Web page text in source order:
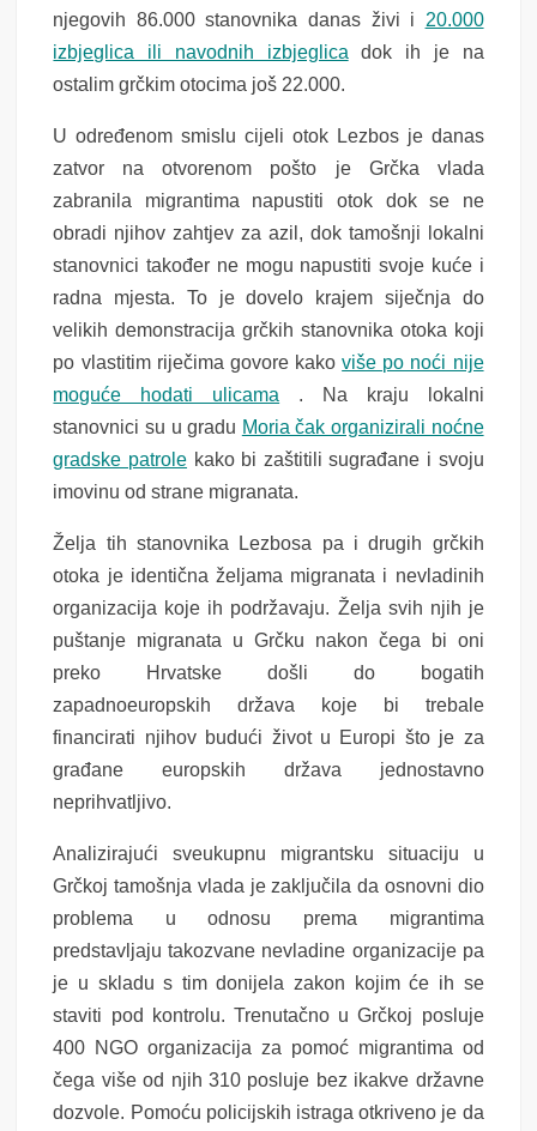
njegovih 86.000 stanovnika danas živi i 20.000
izbjeglica ili navodnih izbjeglica dok ih je na
ostalim grčkim otocima još 22.000.
U određenom smislu cijeli otok Lezbos je danas
zatvor na otvorenom pošto je Grčka vlada
zabranila migrantima napustiti otok dok se ne
obradi njihov zahtjev za azil, dok tamošnji lokalni
stanovnici također ne mogu napustiti svoje kuće i
radna mjesta. To je dovelo krajem siječnja do
velikih demonstracija grčkih stanovnika otoka koji
po vlastitim riječima govore kakoviše po noći nije
moguće hodati ulicama . Na kraju lokalni
stanovnici su u gradu Moria čak organizirali noćne
gradske patrole kako bi zaštitili sugrađane i svoju
imovinu od strane migranata.
Želja tih stanovnika Lezbosa pa i drugih grčkih
otoka je identična željama migranata i nevladinih
organizacija koje ih podržavaju. Želja svih njih je
puštanje migranata u Grčku nakon čega bi oni
preko Hrvatske došli do bogatih
zapadnoeuropskih država koje bi trebale
financirati njihov budući život u Europi što je za
građane europskih država jednostavno
neprihvatljivo.
Analizirajući sveukupnu migrantsku situaciju u
Grčkoj tamošnja vlada je zaključila da osnovni dio
problema u odnosu prema migrantima
predstavljaju takozvane nevladine organizacije pa
je u skladu s tim donijela zakon kojim će ih se
staviti pod kontrolu. Trenutačno u Grčkoj posluje
400 NGO organizacija za pomoć migrantima od
čega više od njih 310 posluje bez ikakve državne
dozvole. Pomoću policijskih istraga otkriveno je da